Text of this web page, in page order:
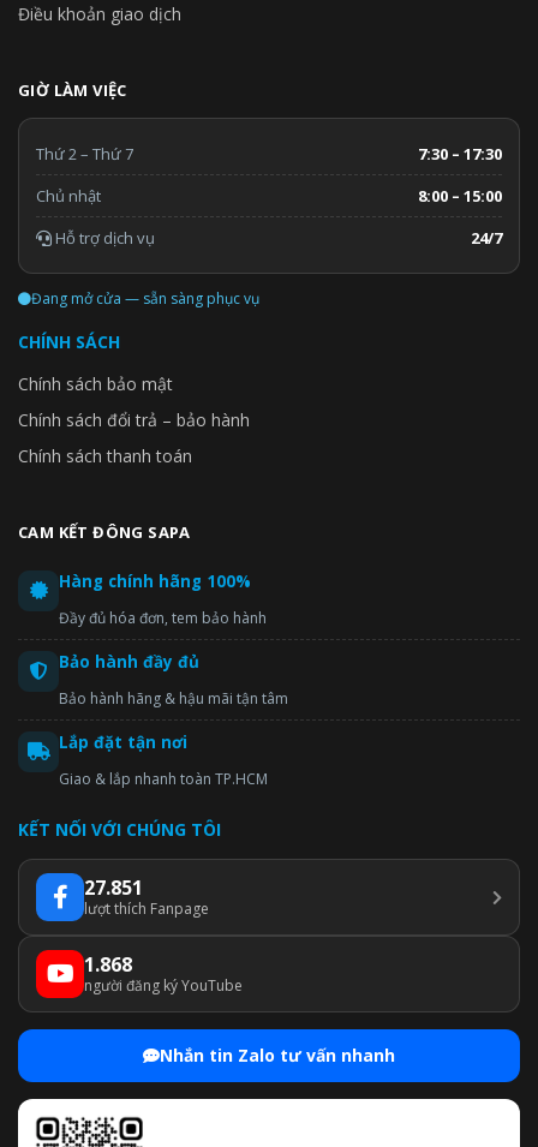
Điều khoản giao dịch
GIỜ LÀM VIỆC
Thứ 2 – Thứ 7
7:30 – 17:30
Chủ nhật
8:00 – 15:00
Hỗ trợ dịch vụ
24/7
Đang mở cửa — sẵn sàng phục vụ
CHÍNH SÁCH
Chính sách bảo mật
Chính sách đổi trả – bảo hành
Chính sách thanh toán
CAM KẾT ĐÔNG SAPA
Hàng chính hãng 100%
Đầy đủ hóa đơn, tem bảo hành
Bảo hành đầy đủ
Bảo hành hãng & hậu mãi tận tâm
Lắp đặt tận nơi
Giao & lắp nhanh toàn TP.HCM
KẾT NỐI VỚI CHÚNG TÔI
27.851
lượt thích Fanpage
1.868
người đăng ký YouTube
Nhắn tin Zalo tư vấn nhanh